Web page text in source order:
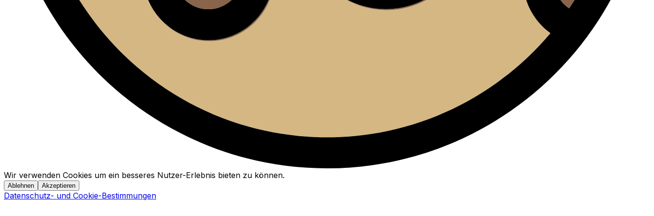
Wir verwenden Cookies um ein besseres Nutzer-Erlebnis bieten zu können.
Ablehnen Akzeptieren
Datenschutz- und Cookie-Bestimmungen